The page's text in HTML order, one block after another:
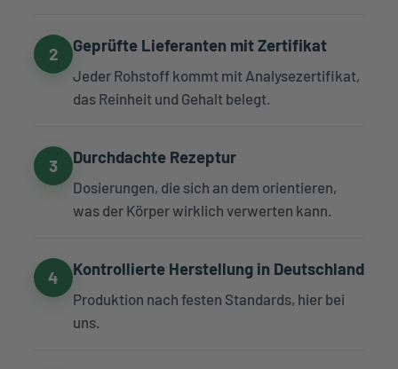
2 Geprüfte Lieferanten mit Zertifikat
Jeder Rohstoff kommt mit Analysezertifikat,
das Reinheit und Gehalt belegt.
3 Durchdachte Rezeptur
Dosierungen, die sich an dem orientieren,
was der Körper wirklich verwerten kann.
4 Kontrollierte Herstellung in Deutschland
Produktion nach festen Standards, hier bei
uns.